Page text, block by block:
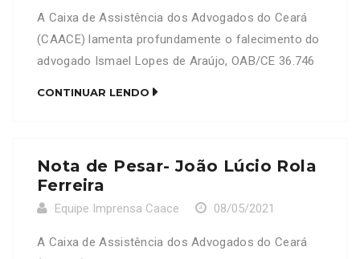
A Caixa de Assistência dos Advogados do Ceará
(CAACE) lamenta profundamente o falecimento do
advogado Ismael Lopes de Araújo, OAB/CE 36.746
CONTINUAR LENDO
Nota de Pesar- João Lúcio Rola
Ferreira
Equipe Imprensa Caace 08/05/2021
A Caixa de Assistência dos Advogados do Ceará